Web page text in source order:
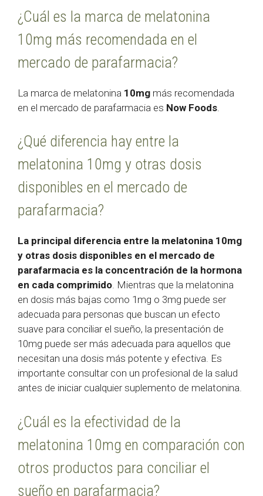
¿Cuál es la marca de melatonina
10mg más recomendada en el
mercado de parafarmacia?
La marca de melatonina 10mg más recomendada
en el mercado de parafarmacia es Now Foods
¿Qué diferencia hay entre la
melatonina 10mg y otras dosis
disponibles en el mercado de
parafarmacia?
La principal diferencia entre la melatonina 10mg
y otras dosis disponibles en el mercado de
parafarmacia es la concentración de la hormona
en cada comprimido. Mientras que la melatonina
en dosis más bajas como 1mg o 3mg puede ser
adecuada para personas que buscan un efecto
suave para conciliar el sueño, la presentación de
10mg puede ser más adecuada para aquellos que
necesitan una dosis más potente y efectiva. Es
importante consultar con un profesional de la salud
antes de iniciar cualquier suplemento de melatonina.
¿Cuál es la efectividad de la
melatonina 10mg en comparación con
otros productos para conciliar el
sueño en parafarmacia?